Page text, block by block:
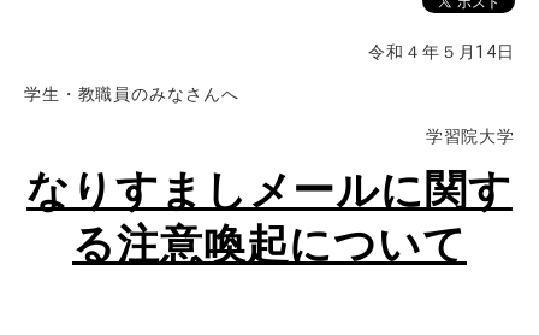
令和４年５月14日
学生・教職員のみなさんへ
学習院大学
なりすましメールに関す
る注意喚起について